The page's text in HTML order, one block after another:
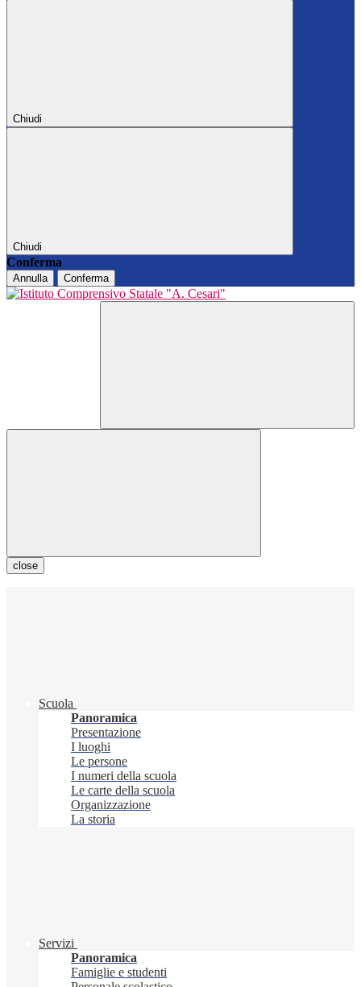
Chiudi
Chiudi
Conferma
Annulla Conferma
close
Scuola
Panoramica
Presentazione
I luoghi
Le persone
I numeri della scuola
Le carte della scuola
Organizzazione
La storia
Servizi
Panoramica
Famiglie e studenti